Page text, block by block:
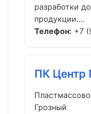
разработки
продукции....
Телефон: +7
ПК Центр
Грозный